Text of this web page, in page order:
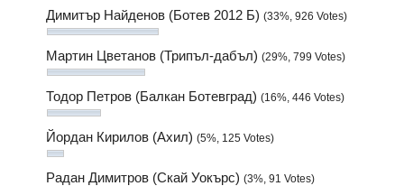
Димитър Найденов (Ботев 2012 Б) (33%, 926 Votes)
Мартин Цветанов (Трипъл-дабъл) (29%, 799 Votes)
Тодор Петров (Балкан Ботевград) (16%, 446 Votes)
Йордан Кирилов (Ахил) (5%, 125 Votes)
Радан Димитров (Скай Уокърс) (3%, 91 Votes)